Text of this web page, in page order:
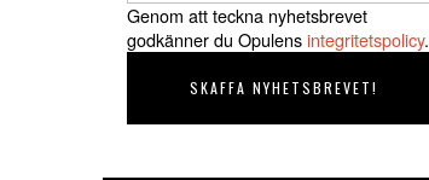
Genom att teckna nyhetsbrevet
godkänner du Opulensintegritetspolicy.